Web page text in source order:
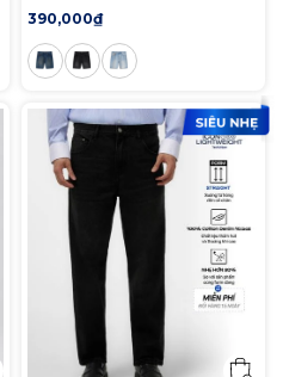
Basic Color Form Slim
390,000₫